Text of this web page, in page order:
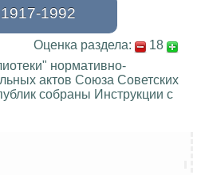
1992
Оценка раздела:
18
нормативно-
актов Союза Советских
собраны Инструкции с